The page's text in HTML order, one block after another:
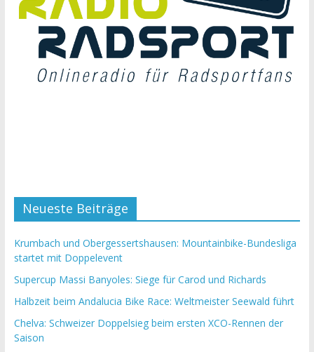
Neueste Beiträge
Krumbach und Obergessertshausen: Mountainbike-Bundesliga
startet mit Doppelevent
Supercup Massi Banyoles: Siege für Carod und Richards
Halbzeit beim Andalucia Bike Race: Weltmeister Seewald führt
Chelva: Schweizer Doppelsieg beim ersten XCO-Rennen der
Saison